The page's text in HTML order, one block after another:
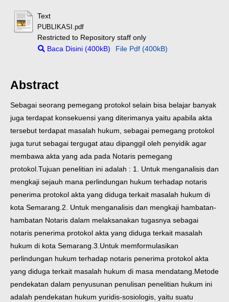
Text
PUBLIKASI.pdf
Restricted to Repository staff only
Baca Disini (400kB)
File Pdf (400kB)
Abstract
Sebagai seorang pemegang protokol selain bisa belajar banyak
juga terdapat konsekuensi yang diterimanya yaitu apabila akta
tersebut terdapat masalah hukum, sebagai pemegang protokol
juga turut sebagai tergugat atau dipanggil oleh penyidik agar
membawa akta yang ada pada Notaris pemegang
protokol.Tujuan penelitian ini adalah : 1. Untuk menganalisis dan
mengkaji sejauh mana perlindungan hukum terhadap notaris
penerima protokol akta yang diduga terkait masalah hukum di
kota Semarang.2. Untuk menganalisis dan mengkaji hambatan-
hambatan Notaris dalam melaksanakan tugasnya sebagai
notaris penerima protokol akta yang diduga terkait masalah
hukum di kota Semarang.3.Untuk memformulasikan
perlindungan hukum terhadap notaris penerima protokol akta
yang diduga terkait masalah hukum di masa mendatang. Metode
pendekatan dalam penyusunan penulisan penelitian hukum ini
adalah pendekatan hukum yuridis-sosiologis, yaitu suatu